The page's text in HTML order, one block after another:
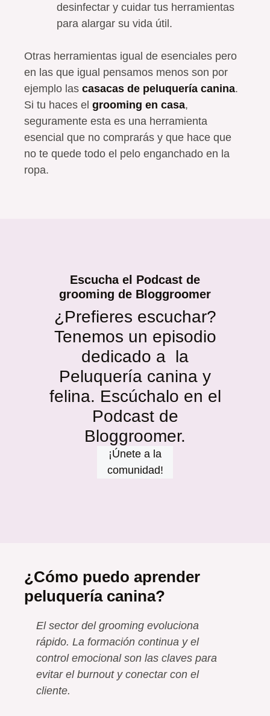
desinfectar y cuidar tus herramientas
para alargar su vida útil.
Otras herramientas igual de esenciales pero
en las que igual pensamos menos son por
ejemplo las casacas de peluquería canina.
Si tu haces el grooming en casa,
seguramente esta es una herramienta
esencial que no comprarás y que hace que
no te quede todo el pelo enganchado en la
ropa.
Escucha el Podcast de
grooming de Bloggroomer
¿Prefieres escuchar?
Tenemos un episodio
dedicado a la
Peluquería canina y
felina. Escúchalo en el
Podcast de
Bloggroomer.
¡Únete a la
comunidad!
¿Cómo puedo aprender
peluquería canina?
El sector del grooming evoluciona
rápido. La formación continua y el
control emocional son las claves para
evitar el burnout y conectar con el
cliente.